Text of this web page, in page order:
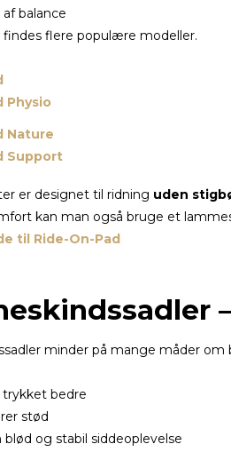
balance
findes flere populære modeller.
Physio
Nature
Support
er designet til ridning uden
kan man også bruge et
til Ride-On-Pad
minder på mange måder
bedre
stød
og stabil siddeoplevelse